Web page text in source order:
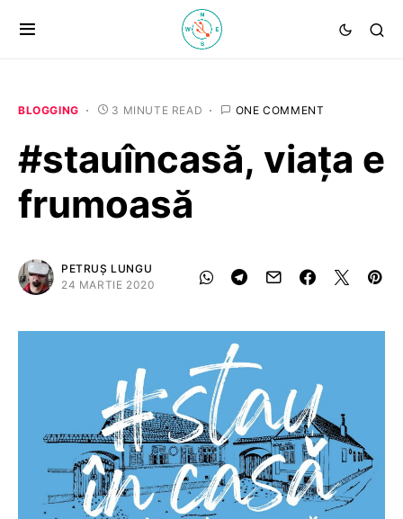
BLOGGING 3 MINUTE READ ONE COMMENT
#stauîncasă, viața e
frumoasă
PETRUȘ LUNGU
24 MARTIE 2020